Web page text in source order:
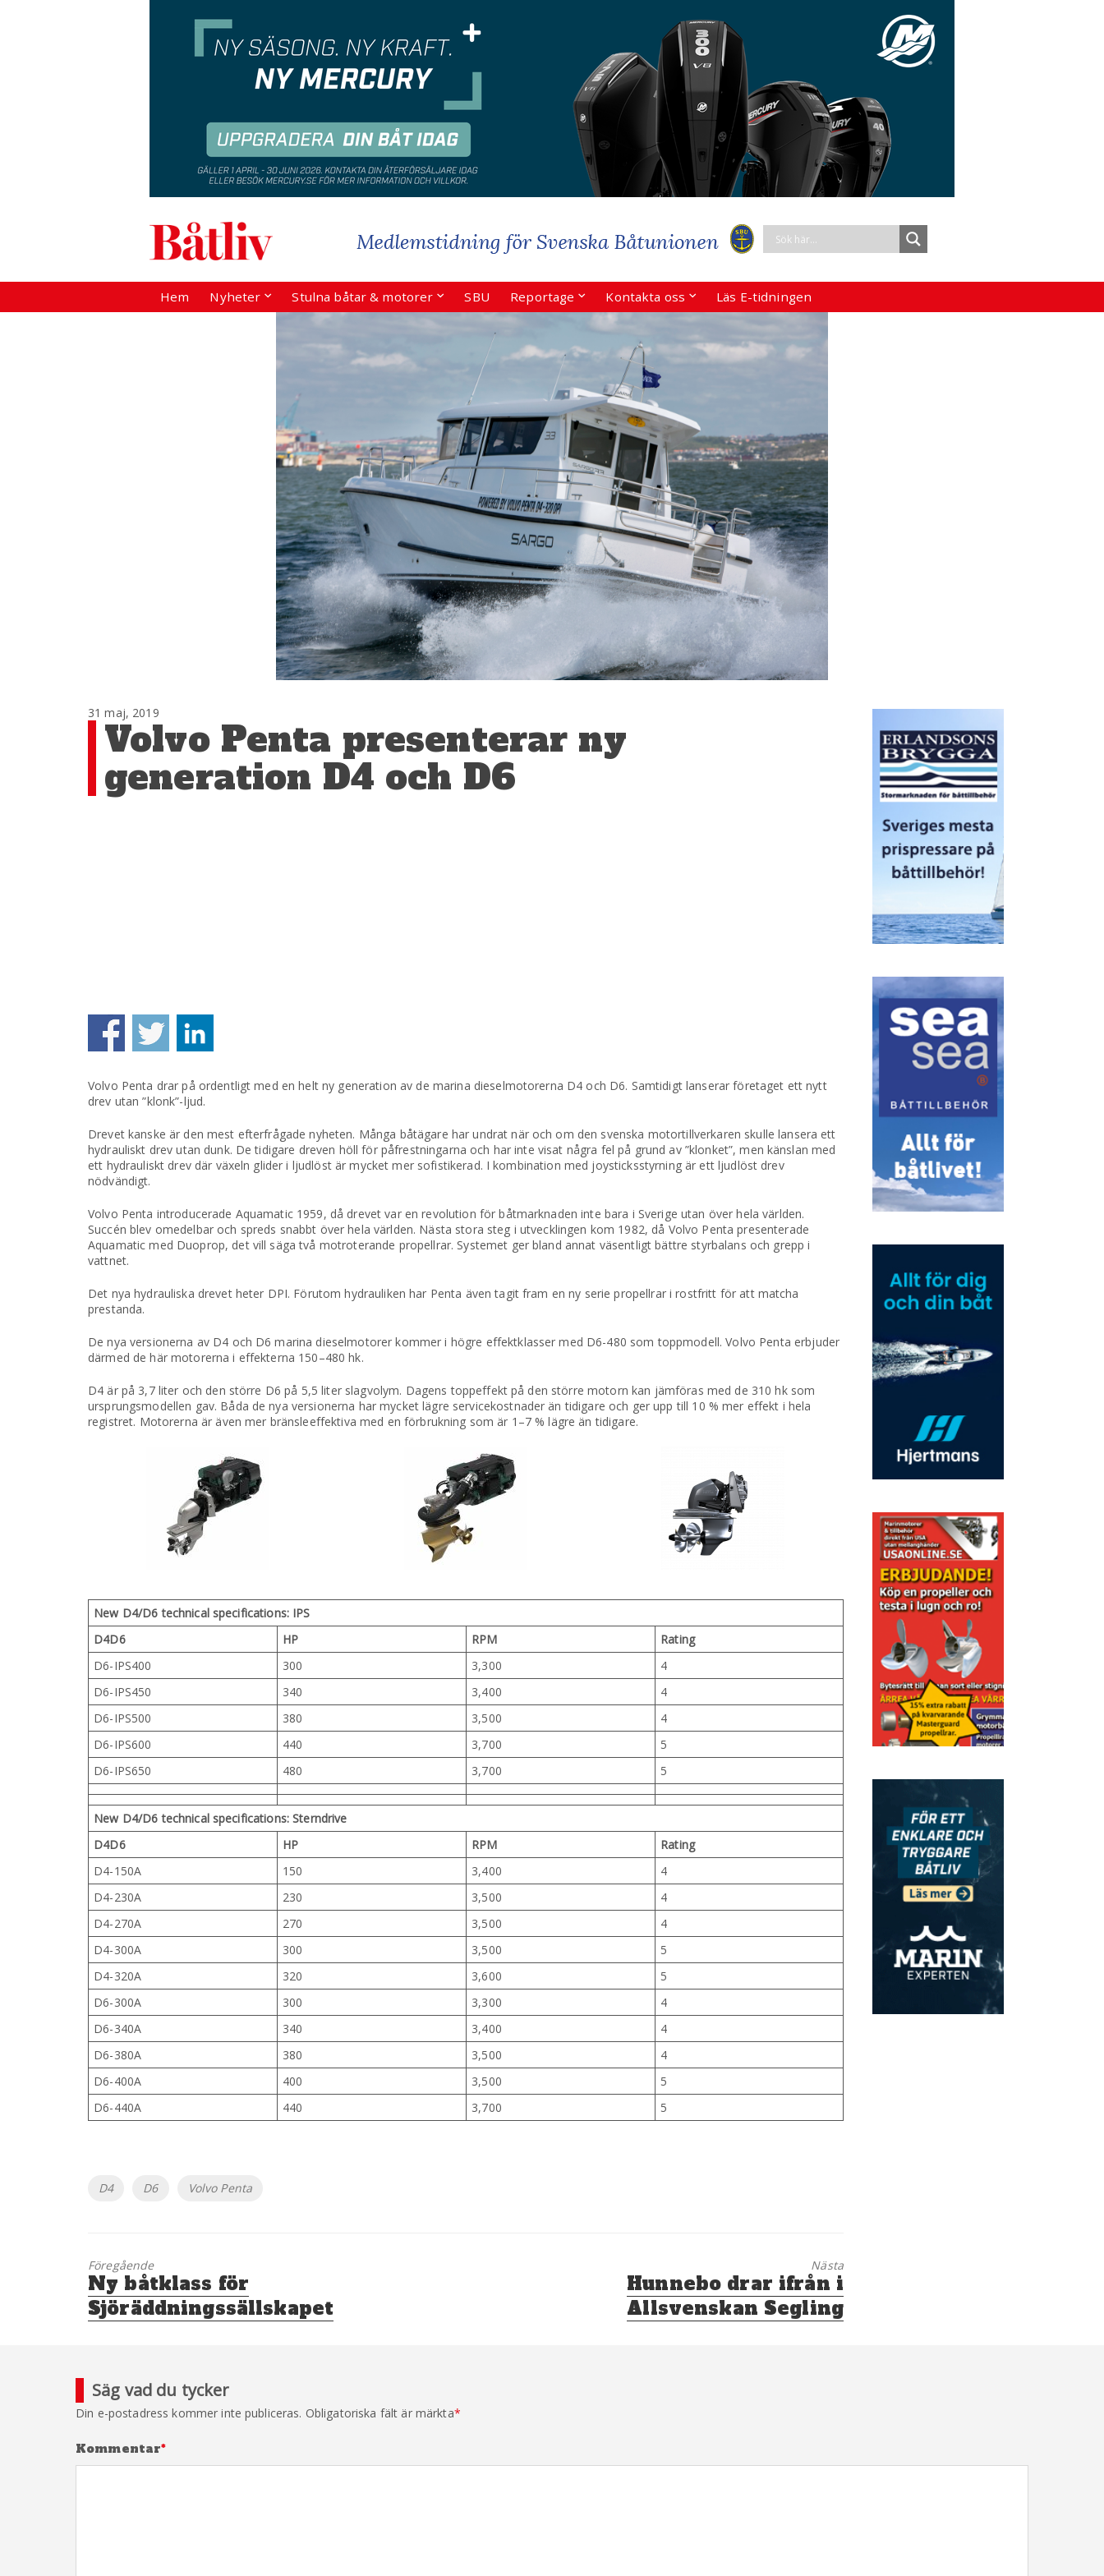
Hem Nyheter Stulna båtar & motorer SBU Reportage Kontakta oss Läs E-tidningen
31 maj, 2019
Volvo Penta presenterar ny
generation D4 och D6
Volvo Penta drar på ordentligt med en helt ny generation av de marina dieselmotorerna D4 och D6. Samtidigt lanserar företaget ett nytt
drev utan ”klonk”-ljud.
Drevet kanske är den mest efterfrågade nyheten. Många båtägare har undrat när och om den svenska motortillverkaren skulle lansera ett
hydrauliskt drev utan dunk. De tidigare dreven höll för påfrestningarna och har inte visat några fel på grund av ”klonket”, men känslan med
ett hydrauliskt drev där växeln glider i ljudlöst är mycket mer sofistikerad. I kombination med joysticksstyrning är ett ljudlöst drev
nödvändigt.
Volvo Penta introducerade Aquamatic 1959, då drevet var en revolution för båtmarknaden inte bara i Sverige utan över hela världen.
Succén blev omedelbar och spreds snabbt över hela världen. Nästa stora steg i utvecklingen kom 1982, då Volvo Penta presenterade
Aquamatic med Duoprop, det vill säga två motroterande propellrar. Systemet ger bland annat väsentligt bättre styrbalans och grepp i
vattnet.
Det nya hydrauliska drevet heter DPI. Förutom hydrauliken har Penta även tagit fram en ny serie propellrar i rostfritt för att matcha
prestanda.
De nya versionerna av D4 och D6 marina dieselmotorer kommer i högre effektklasser med D6-480 som toppmodell. Volvo Penta erbjuder
därmed de här motorerna i effekterna 150–480 hk.
D4 är på 3,7 liter och den större D6 på 5,5 liter slagvolym. Dagens toppeffekt på den större motorn kan jämföras med de 310 hk som
ursprungsmodellen gav. Båda de nya versionerna har mycket lägre servicekostnader än tidigare och ger upp till 10 % mer effekt i hela
registret. Motorerna är även mer bränsleeffektiva med en förbrukning som är 1–7 % lägre än tidigare.
New D4/D6 technical specifications: IPS
D4D6
HP RPM
Rating
D6-IPS400
300 3,300
4
D6-IPS450
340 3,400
4
D6-IPS500
380 3,500
4
D6-IPS600
440 3,700
5
D6-IPS650
480 3,700 5
New D4/D6 technical specifications: Sterndrive
D4D6
HP RPM
Rating
D4-150A
150 3,400
4
D4-230A
230 3,500
4
D4-270A
270 3,500
4
D4-300A
300 3,500
5
D4-320A
320 3,600
5
D6-300A
300 3,300
4
D6-340A
340 3,400
4
D6-380A
380 3,500
4
D6-400A
400 3,500
5
D6-440A
440 3,700 5
Etiketter
D4 D6 Volvo Penta
Föregående
Föregående
inlägg:
Ny båtklass för
Sjöräddningssällskapet
Nästa
Nästa
inlägg:
Hunnebo drar ifrån i
Allsvenskan Segling
Säg vad du tycker
Din e-postadress kommer inte publiceras. Obligatoriska fält är märkta*
Kommentar*